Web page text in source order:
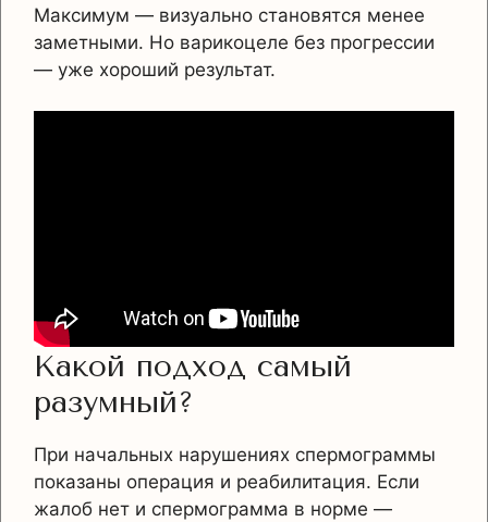
Максимум — визуально становятся менее
заметными. Но варикоцеле без прогрессии
— уже хороший результат.
Какой подход самый
разумный?
При начальных нарушениях спермограммы
показаны операция и реабилитация. Если
жалоб нет и спермограмма в норме —